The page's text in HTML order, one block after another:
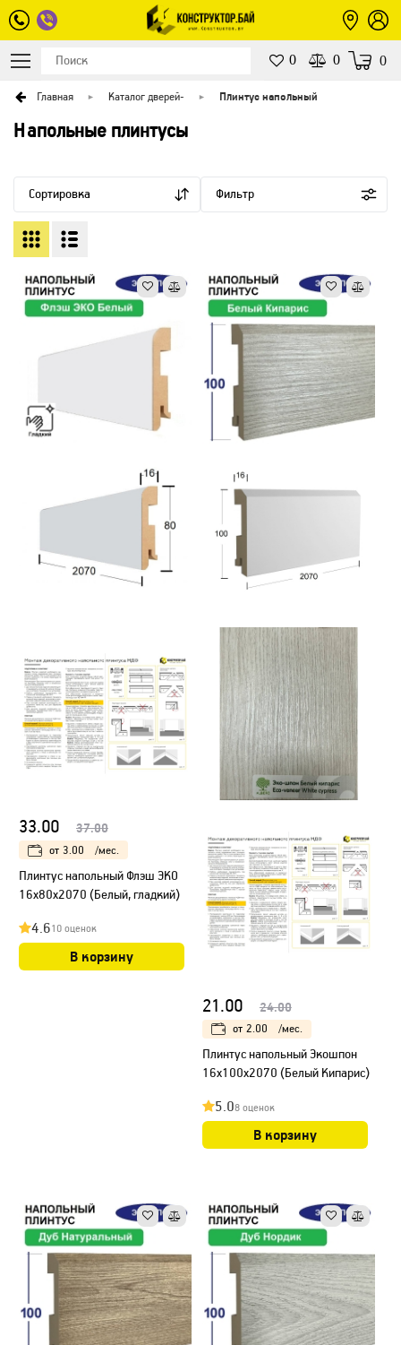
0 0 0
Главная Каталог дверей- Плинтус напольный
Напольные плинтусы
Сортировка Фильтр
33.00 37.00
от 3.00 /мес.
Плинтус напольный Флэш ЭКО
16х80х2070 (Белый, гладкий)
4.610 оценок
В корзину
21.00 24.00
от 2.00 /мес.
Плинтус напольный Экошпон
16х100х2070 (Белый Кипарис)
5.08 оценок
В корзину